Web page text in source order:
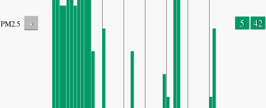
PM2.5 - 5 42